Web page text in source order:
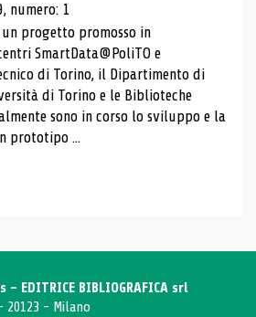
numero: 1
un progetto promosso in
SmartData@PoliTO e
di Torino, il Dipartimento di
di Torino e le Biblioteche
sono in corso lo sviluppo e la
prototipo ...
EDITRICE BIBLIOGRAFICA srl
20123 - Milano